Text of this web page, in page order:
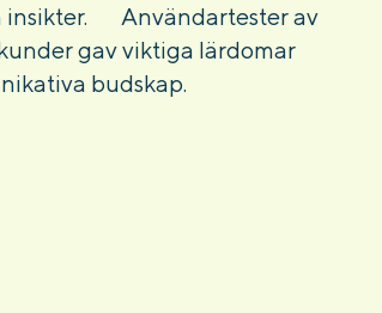
insikter. Användartester av
gav viktiga lärdomar
budskap.